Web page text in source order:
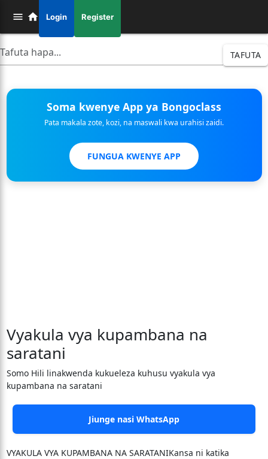
Login Register
TAFUTA
Soma kwenye App ya Bongoclass
Pata makala zote, kozi, na maswali kwa urahisi zaidi.
FUNGUA KWENYE APP
Vyakula vya kupambana na
saratani
Somo Hili linakwenda kukueleza kuhusu vyakula vya
kupambana na saratani
Jiunge nasi WhatsApp
VYAKULA VYA KUPAMBANA NA SARATANIKansa ni katika